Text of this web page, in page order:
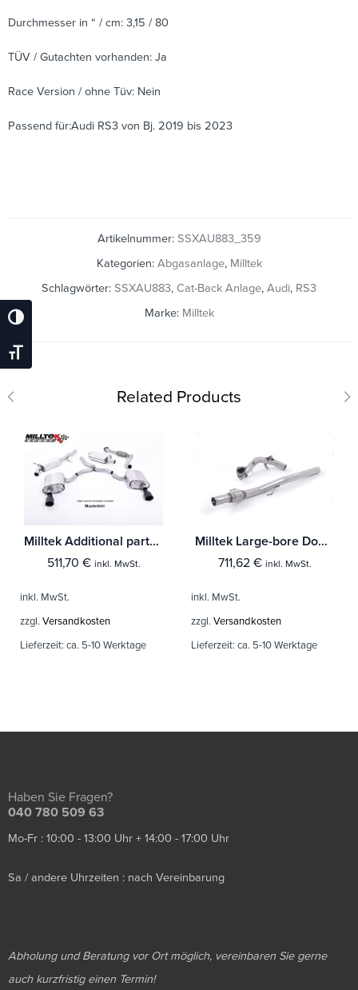
Umschalten Auf Hohe Kontraste
Schrift Vergrößern
Durchmesser in “ / cm: 3,15 / 80
TÜV / Gutachten vorhanden: Ja
Race Version / ohne Tüv: Nein
Passend für:Audi RS3 von Bj. 2019 bis 2023
Artikelnummer: SSXAU883_359
Kategorien: Abgasanlage, Milltek
Schlagwörter: SSXAU883, Cat-Back Anlage, Audi, RS3
Marke: Milltek
Related Products
Milltek Additional parts Audi A3 2.0T FSI 2WD 3-Türer
511,70 € inkl. MwSt.
inkl. MwSt.
zzgl. Versandkosten
Lieferzeit: ca. 5-10 Werktage
Milltek Large-bore Downpipe und De-cat Audi A1 1.4 TFSI S line 185PS S tronic
711,62 € inkl. MwSt.
inkl. MwSt.
zzgl. Versandkosten
Lieferzeit: ca. 5-10 Werktage
Haben Sie Fragen?
040 780 509 63
Mo-Fr : 10:00 - 13:00 Uhr + 14:00 - 17:00 Uhr
Sa / andere Uhrzeiten : nach Vereinbarung
Abholung und Beratung vor Ort möglich, vereinbaren Sie gerne
auch kurzfristig einen Termin!